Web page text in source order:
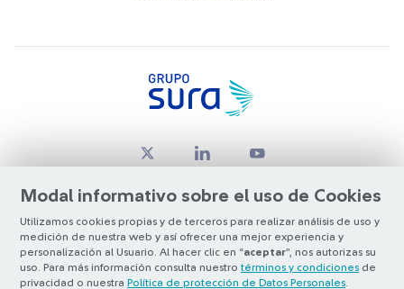
Modal informativo sobre el uso de Cookies
Utilizamos cookies propias y de terceros para realizar análisis de uso y
medición de nuestra web y así ofrecer una mejor experiencia y
personalización al Usuario. Al hacer clic en “aceptar”, nos autorizas su
uso. Para más información consulta nuestro términos y condiciones de
privacidad o nuestra Política de protección de Datos Personales
© Copyright Grupo SURA 2026